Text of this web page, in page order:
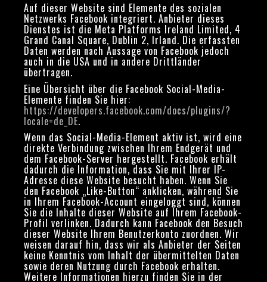
Auf dieser Website sind Elemente des sozialen
Netzwerks Facebook integriert. Anbieter dieses
Dienstes ist die Meta Platforms Ireland Limited, 4
Grand Canal Square, Dublin 2, Irland. Die erfassten
Daten werden nach Aussage von Facebook jedoch
auch in die USA und in andere Drittländer
übertragen.
Eine Übersicht über die Facebook Social-Media-
Elemente finden Sie hier:
https://developers.facebook.com/docs/plugins/?
locale=de_DE.
Wenn das Social-Media-Element aktiv ist, wird eine
direkte Verbindung zwischen Ihrem Endgerät und
dem Facebook-Server hergestellt. Facebook erhält
dadurch die Information, dass Sie mit Ihrer IP-
Adresse diese Website besucht haben. Wenn Sie
den Facebook „Like-Button“ anklicken, während Sie
in Ihrem Facebook-Account eingeloggt sind, können
Sie die Inhalte dieser Website auf Ihrem Facebook-
Profil verlinken. Dadurch kann Facebook den Besuch
dieser Website Ihrem Benutzerkonto zuordnen. Wir
weisen darauf hin, dass wir als Anbieter der Seiten
keine Kenntnis vom Inhalt der übermittelten Daten
sowie deren Nutzung durch Facebook erhalten.
Weitere Informationen hierzu finden Sie in der